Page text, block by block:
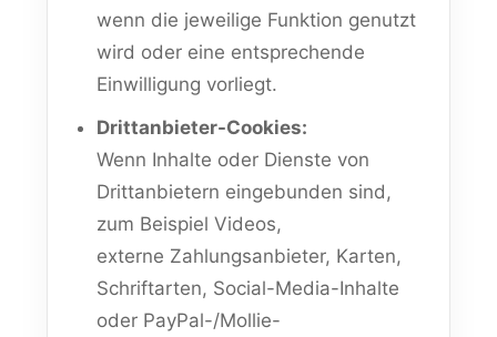
wenn die jeweilige Funktion genutzt
wird oder eine entsprechende
Einwilligung vorliegt.
Drittanbieter-Cookies:
Wenn Inhalte oder Dienste von
Drittanbietern eingebunden sind,
zum Beispiel Videos,
externe Zahlungsanbieter, Karten,
Schriftarten, Social-Media-Inhalte
oder PayPal-/Mollie-